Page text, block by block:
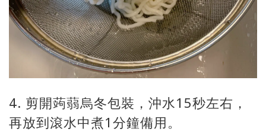
4. 剪開蒟蒻烏冬包裝，沖水15秒左右，
再放到滾水中煮1分鐘備用。